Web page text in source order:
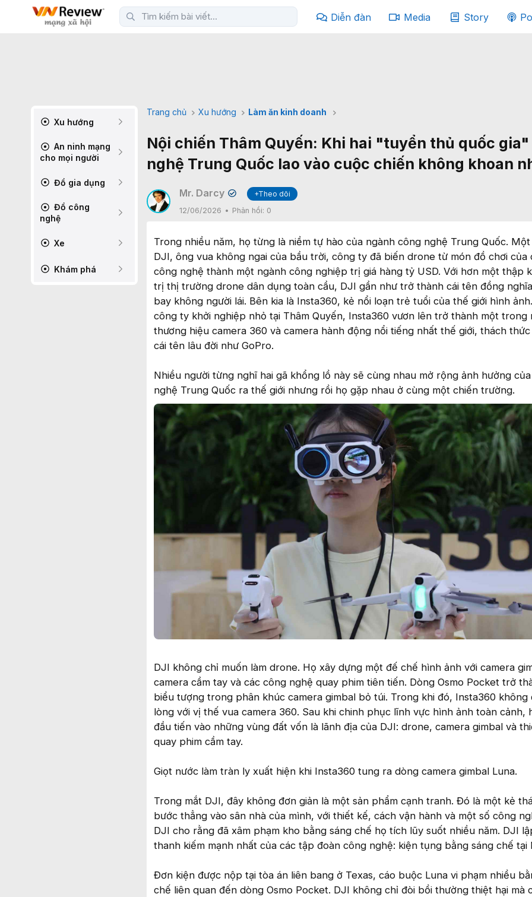
Diễn đàn Media Story
Xu hướng
An ninh mạng
cho mọi người
Đồ gia dụng
Đồ công
nghệ
Xe
Khám phá
Trang chủ Xu hướng Làm ăn kinh doanh
Nội chiến Thâm Quyến: Khi hai "tuyển thủ quốc gia"
nghệ Trung Quốc lao vào cuộc chiến không khoan
Mr. Darcy ✔
+Theo dõi
12/06/2026
Phản hồi: 0
Trong nhiều năm, họ từng là niềm tự hào của ngành công nghệ Trung Quốc.
DJI, ông vua không ngai của bầu trời, công ty đã biến drone từ món đồ chơi của
công nghệ thành một ngành công nghiệp trị giá hàng tỷ USD. Với hơn một thập
trị thị trường drone dân dụng toàn cầu, DJI gần như trở thành cái tên đồng
bay không người lái. Bên kia là Insta360, kẻ nổi loạn trẻ tuổi của thế giới hình
công ty khởi nghiệp nhỏ tại Thâm Quyến, Insta360 vươn lên trở thành một trong
thương hiệu camera 360 và camera hành động nổi tiếng nhất thế giới, thách
cái tên lâu đời như GoPro.
Nhiều người từng nghĩ hai gã khổng lồ này sẽ cùng nhau mở rộng ảnh hưởng
nghệ Trung Quốc ra thế giới nhưng rồi họ gặp nhau ở cùng một chiến trường.
DJI không chỉ muốn làm drone. Họ xây dựng một đế chế hình ảnh với camera
camera cầm tay và các công nghệ quay phim tiên tiến. Dòng Osmo Pocket trở
biểu tượng trong phân khúc camera gimbal bỏ túi. Trong khi đó, Insta360 không
lòng với vị thế vua camera 360. Sau khi chinh phục lĩnh vực hình ảnh toàn cảnh,
đầu tiến vào những vùng đất vốn là lãnh địa của DJI: drone, camera gimbal và
quay phim cầm tay.
Giọt nước làm tràn ly xuất hiện khi Insta360 tung ra dòng camera gimbal Luna.
Trong mắt DJI, đây không đơn giản là một sản phẩm cạnh tranh. Đó là một kẻ
bước thẳng vào sân nhà của mình, với thiết kế, cách vận hành và một số công
DJI cho rằng đã xâm phạm kho bằng sáng chế họ tích lũy suốt nhiều năm. DJI
thanh kiếm mạnh nhất của các tập đoàn công nghệ: kiện tụng bằng sáng chế tại
Đơn kiện được nộp tại tòa án liên bang ở Texas, cáo buộc Luna vi phạm nhiều
chế liên quan đến dòng Osmo Pocket. DJI không chỉ đòi bồi thường thiệt hại mà